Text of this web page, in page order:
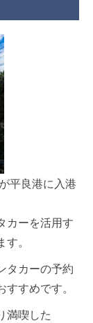
平良港に入港
カーを活用す
。
タカーの予約
すめです。
満喫した